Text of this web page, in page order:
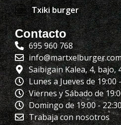
Txiki burger
Contacto
695 960 768
Saibigain Kalea, 4, bajo,
Lunes a Jueves de 19:00
Viernes y Sábado de
Domingo de 19:00 -
Trabaja con nosotros